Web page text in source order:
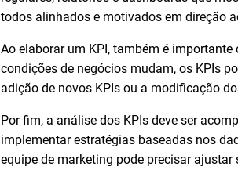
todos alinhados e motivados em direção
Ao elaborar um KPI, também é
condições de negócios mudam, os KPIs
adição de novos KPIs ou a modificação
Por fim, a análise dos KPIs deve ser
implementar estratégias baseadas nos
equipe de marketing pode precisar